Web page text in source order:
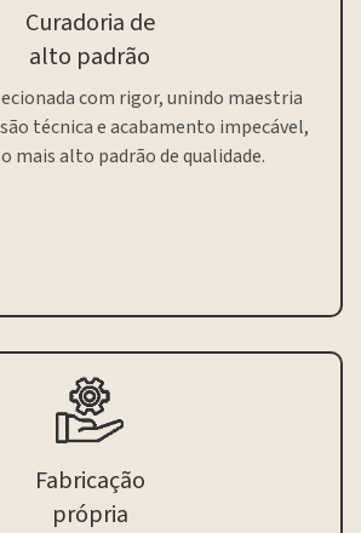
Curadoria de
alto padrão
com rigor, unindo maestria
técnica e acabamento impecável,
mais alto padrão de qualidade.
Fabricação
própria